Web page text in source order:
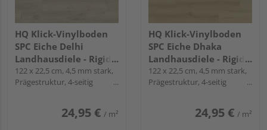
HQ Klick-Vinylboden
SPC Eiche Delhi
Landhausdiele - Rigid-
LVT
122 x 22,5 cm, 4,5 mm stark,
Prägestruktur, 4-seitig
24,95 € / m²
HQ Klick-Vinylboden
SPC Eiche Dhaka
Landhausdiele - Rigid-
LVT
122 x 22,5 cm, 4,5 mm stark,
Prägestruktur, 4-seitig
24,95 € / m²